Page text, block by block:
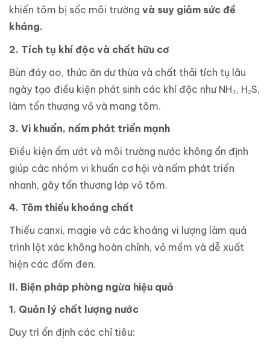
khiến tôm bị sốc môi trường và suy giảm sức đề
kháng.
2. Tích tụ khí độc và chất hữu cơ
Bùn đáy ao, thức ăn dư thừa và chất thải tích tụ lâu
ngày tạo điều kiện phát sinh các khí độc như NH₃, H₂S,
làm tổn thương vỏ và mang tôm.
3. Vi khuẩn, nấm phát triển mạnh
Điều kiện ẩm ướt và môi trường nước không ổn định
giúp các nhóm vi khuẩn cơ hội và nấm phát triển
nhanh, gây tổn thương lớp vỏ tôm.
4. Tôm thiếu khoáng chất
Thiếu canxi, magie và các khoáng vi lượng làm quá
trình lột xác không hoàn chỉnh, vỏ mềm và dễ xuất
hiện các đốm đen.
II. Biện pháp phòng ngừa hiệu quả
1. Quản lý chất lượng nước
Duy trì ổn định các chỉ tiêu: